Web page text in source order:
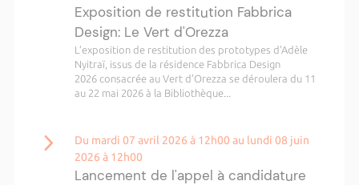
Exposition de restitution Fabbrica
Design: Le Vert d'Orezza
L’exposition de restitution des prototypes d'Adèle
Nyitraï, issus de la résidence Fabbrica Design
2026 consacrée au Vert d'Orezza se déroulera du 11
au 22 mai 2026 à la Bibliothèque...
Du mardi 07 avril 2026 à 12h00 au lundi 08 juin
2026 à 12h00
Lancement de l'appel à candidature